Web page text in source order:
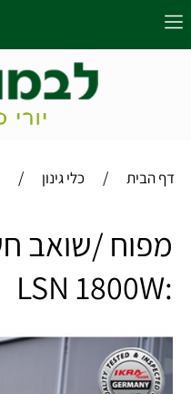
דף הבית / כלי גינון /
:LSN 1800W